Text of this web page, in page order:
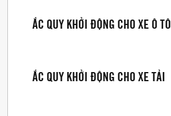
ẮC QUY KHỞI ĐỘNG CHO XE Ô TÔ
ẮC QUY KHỞI ĐỘNG CHO XE TẢI